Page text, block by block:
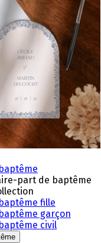
part de baptême
fille
garçon
civil